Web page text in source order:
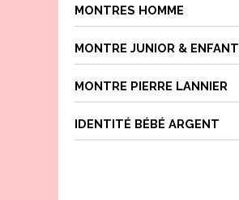
MONTRES HOMME
MONTRE JUNIOR & ENFANT
MONTRE PIERRE LANNIER
IDENTITÉ BÉBÉ ARGENT